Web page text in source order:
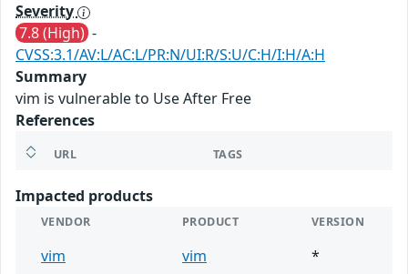
Severity
7.8 (High) -
CVSS:3.1/AV:L/AC:L/PR:N/UI:R/S:U/C:H/I:H/A:H
Summary
vim is vulnerable to Use After Free
References
URL TAGS
Impacted products
VENDOR PRODUCT VERSION
vim vim
*